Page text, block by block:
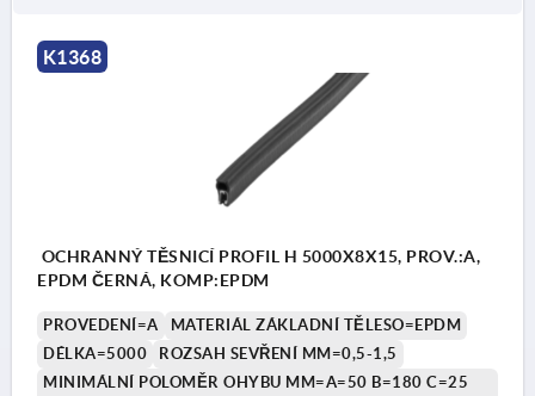
K1368
OCHRANNÝ TĚSNICÍ PROFIL H 5000X8X15, PROV.:A,
EPDM ČERNÁ, KOMP:EPDM
PROVEDENÍ=A
MATERIÁL ZÁKLADNÍ TĚLESO=EPDM
DÉLKA=5000
ROZSAH SEVŘENÍ MM=0,5-1,5
MINIMÁLNÍ POLOMĚR OHYBU MM=A=50 B=180 C=25